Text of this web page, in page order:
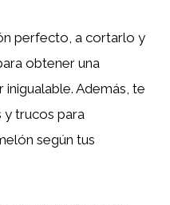
perfecto, a cortarlo y
obtener una
Además, te
y trucos para
según tus